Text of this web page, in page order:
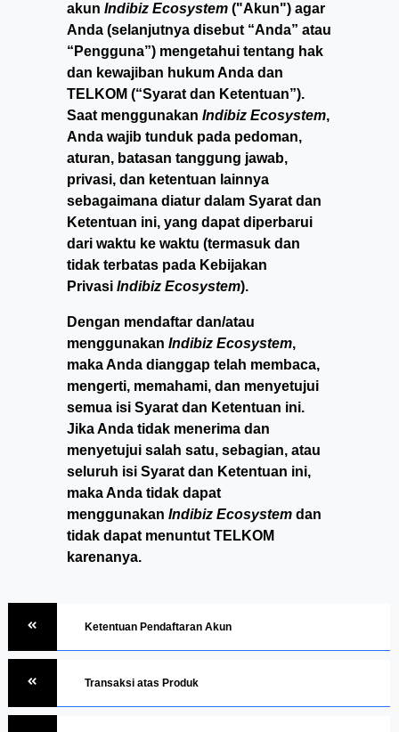
akun Indibiz Ecosystem ("Akun") agar
Anda (selanjutnya disebut “Anda” atau
“Pengguna”) mengetahui tentang hak
dan kewajiban hukum Anda dan
TELKOM (“Syarat dan Ketentuan”).
Saat menggunakan Indibiz Ecosystem,
Anda wajib tunduk pada pedoman,
aturan, batasan tanggung jawab,
privasi, dan ketentuan lainnya
sebagaimana diatur dalam Syarat dan
Ketentuan ini, yang dapat diperbarui
dari waktu ke waktu (termasuk dan
tidak terbatas pada Kebijakan
Privasi Indibiz Ecosystem).
Dengan mendaftar dan/atau
menggunakan Indibiz Ecosystem,
maka Anda dianggap telah membaca,
mengerti, memahami, dan menyetujui
semua isi Syarat dan Ketentuan ini.
Jika Anda tidak menerima dan
menyetujui salah satu, sebagian, atau
seluruh isi Syarat dan Ketentuan ini,
maka Anda tidak dapat
menggunakan Indibiz Ecosystem dan
tidak dapat menuntut TELKOM
karenanya.
Ketentuan Pendaftaran Akun
Transaksi atas Produk